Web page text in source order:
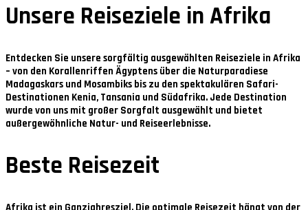
Unsere Reiseziele in Afrika
Entdecken Sie unsere sorgfältig ausgewählten Reiseziele in Afrika
– von den Korallenriffen Ägyptens über die Naturparadiese
Madagaskars und Mosambiks bis zu den spektakulären Safari-
Destinationen Kenia, Tansania und Südafrika. Jede Destination
wurde von uns mit großer Sorgfalt ausgewählt und bietet
außergewöhnliche Natur- und Reiseerlebnisse.
Beste Reisezeit